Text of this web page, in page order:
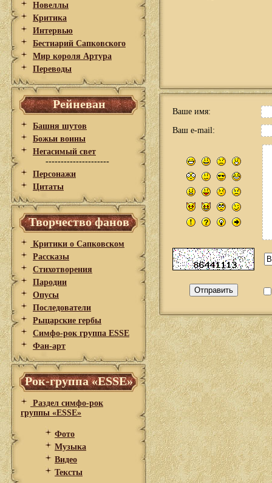
Новеллы
Критика
Интервью
Бестиарий Сапковского
Мир короля Артура
Переводы
Рейневан
Башня шутов
Божьи воины
Негасимый свет
---------------------
Персонажи
Цитаты
Творчество фанов
Критики о Сапковском
Рассказы
Стихотворения
Пародии
Опусы
Последователи
Рыцарские гербы
Симфо-рок группа ESSE
Фан-арт
Рок-группа «ESSE»
Раздел симфо-рок
группы «ESSE»
Фото
Музыка
Видео
Тексты
Ваше имя:
Ваш e-mail: